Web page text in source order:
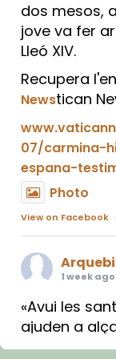
dos mesos,
jove va fer
Lleó XIV.
Recupera
Newstican
07/carmina-
espana-
Photo
View on Facebook ·
1 week ago
«Avui les
ajuden a
Mons. Sergi